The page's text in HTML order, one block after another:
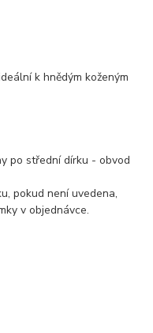
k hnědým koženým
po střední dírku - obvod
pokud není uvedena,
v objednávce.